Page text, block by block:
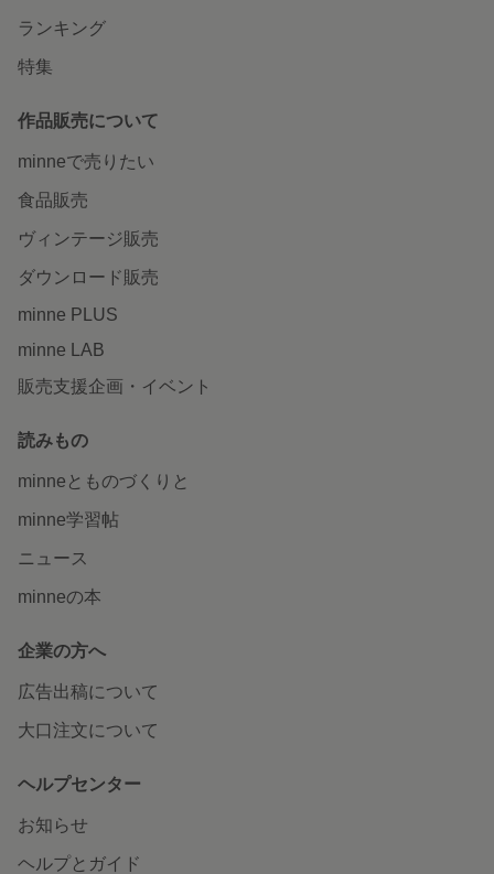
ランキング
特集
作品販売について
minneで売りたい
食品販売
ヴィンテージ販売
ダウンロード販売
minne PLUS
minne LAB
販売支援企画・イベント
読みもの
minneとものづくりと
minne学習帖
ニュース
minneの本
企業の方へ
広告出稿について
大口注文について
ヘルプセンター
お知らせ
ヘルプとガイド